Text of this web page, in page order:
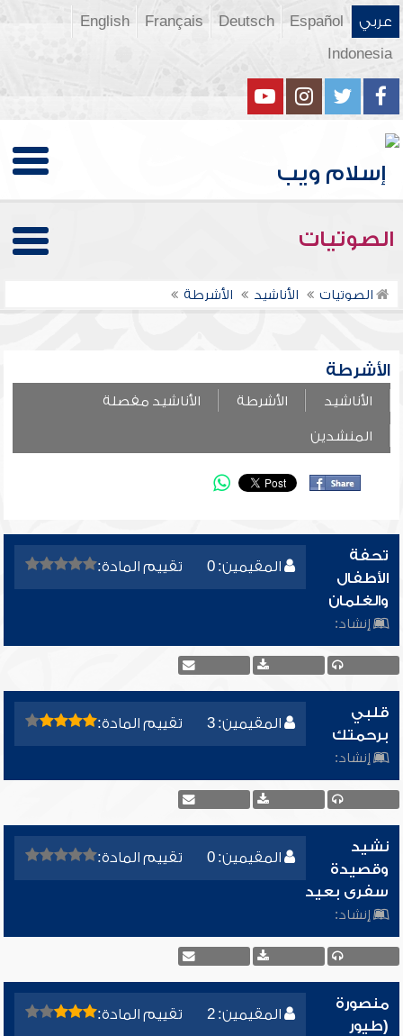
عربي Español
Deutsch
Français
English
Indonesia
الصوتيات
الصوتيات الأناشيد الأشرطة
الأشرطة
الأناشيد الأشرطة الأناشيد مفصلة
المنشدين
المقيمين: 0 تقييم المادة:
تحفة
الأطفال
والغلمان
إنشاد:
المقيمين: 3 تقييم المادة:
قلبي
برحمتك
إنشاد:
المقيمين: 0 تقييم المادة:
نشيد
وقصيدة
سفرى بعيد
إنشاد:
المقيمين: 2 تقييم المادة:
منصورة
(طيور